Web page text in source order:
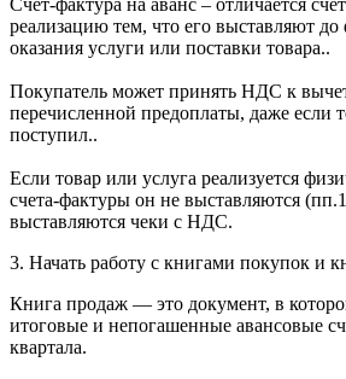
Счет-фактура на аванс – отличается
реализацию тем, что его выставляют до
оказания услуги или поставки товара..
Покупатель может принять НДС к
перечисленной предоплаты, даже если
поступил..
Если товар или услуга реализуется
счета-фактуры он не выставляются
выставляются чеки с НДС.
3. Начать работу с книгами покупок и
Книга продаж — это документ, в
итоговые и непогашенные авансовые
квартала.